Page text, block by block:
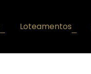
Loteamentos